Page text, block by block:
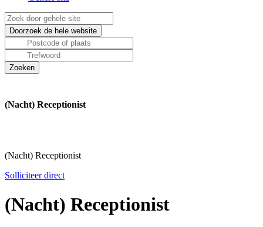
(Nacht) Receptionist
(Nacht) Receptionist
Solliciteer direct
(Nacht) Receptionist